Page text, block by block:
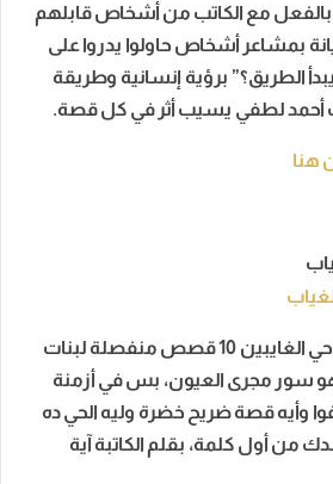
بالفعل مع الكاتب من أشخاص قابلهم
بمشاعر أشخاص حاولوا يدروا على
الطريق؟” برؤية إنسانية وطريقة
أحمد لطفي يسيب أثر في كل قصة.
هنا
في قلب القاهرة داخل حي الغايبين 10 قصص منفصلة لبنات
سور مجرى العيون، بس في أزمنة
وأيه قصة ضريح خضرة وليه الحي ده
من أول كلمة، بقلم الكاتبة آية